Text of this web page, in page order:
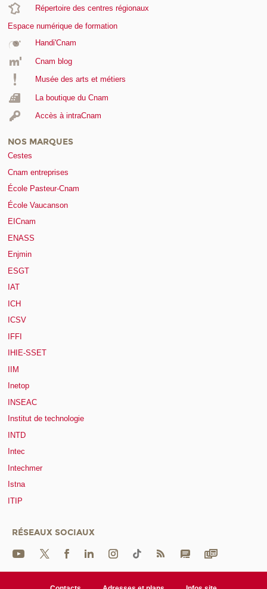
Répertoire des centres régionaux
Espace numérique de formation
Handi'Cnam
Cnam blog
Musée des arts et métiers
La boutique du Cnam
Accès à intraCnam
NOS MARQUES
Cestes
Cnam entreprises
École Pasteur-Cnam
École Vaucanson
EICnam
ENASS
Enjmin
ESGT
IAT
ICH
ICSV
IFFI
IHIE-SSET
IIM
Inetop
INSEAC
Institut de technologie
INTD
Intec
Intechmer
Istna
ITIP
RÉSEAUX SOCIAUX